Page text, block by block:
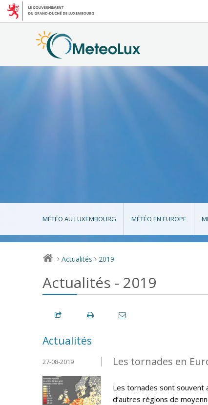
MÉTÉO AU LUXEMBOURG MÉTÉO EN EUROPE
> Actualités > 2019
Actualités - 2019
Actualités
Les tornades en
27-08-2019
Les tornades sont souvent
d’autres régions de